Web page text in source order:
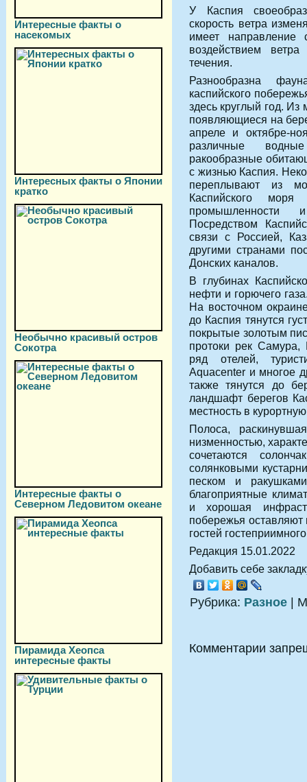
Интересные факты о
насекомых
Интересных факты о Японии
кратко
Необычно красивый остров
Сокотра
Интересные факты о
Северном Ледовитом океане
Пирамида Хеопса
интересные факты
У Каспия
скорость ветра
имеет направление
воздействием
течения.
Разнообразна
каспийского
здесь круглый год.
появляющиеся на
апреле и октябре-
различные
ракообразные
с жизнью Каспия.
переплывают из
Каспийского
промышленности
Посредством
связи с Россией,
другими странами
Донских каналов.
В глубинах
нефти и горючего
На восточном
до Каспия тянутся
покрытые золотым
протоки рек Самура,
ряд отелей,
Aquacenter и многое
также тянутся до
ландшафт берегов
местность в курортную
Полоса,
низменностью,
сочетаются
солянковыми
песком и
благоприятные
и хорошая
побережья оставляют
гостей
Редакция 15.01.2022
Добавить себе
Рубрика: Разное |
Комментарии